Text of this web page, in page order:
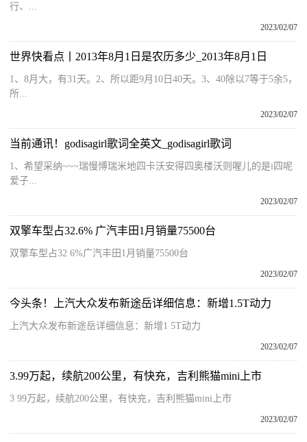
行、...
2023/02/07
世界快看点丨2013年8月1日是农历多少_2013年8月1日
1、8月大，有31天。2、所以距9月10日40天。3、40除以7等于5余5，
所...
2023/02/07
当前通讯！godisagirl歌词全英文_godisagirl歌词
1、希望采纳~~~瑞慢博瑞米地四卡沃安得四奥楼沃则喔儿的是i四呢
爱子...
2023/02/07
双擎车型占32.6% 广汽丰田1月销量75500台
双擎车型占32 6%广汽丰田1月销量75500台
2023/02/07
今头条！上汽大众发布新途岳详细信息：新增1.5T动力
上汽大众发布新途岳详细信息：新增1 5T动力
2023/02/07
3.99万起，续航200公里，有快充，吉利熊猫mini上市
3 99万起，续航200公里，有快充，吉利熊猫mini上市
2023/02/07